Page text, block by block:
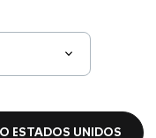
ESTADOS UNIDOS